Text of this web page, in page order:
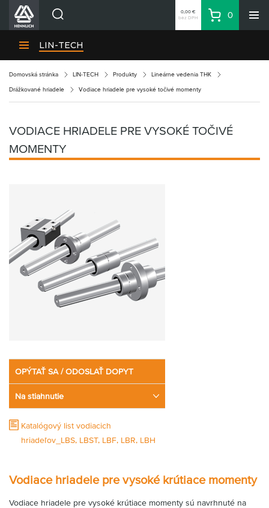
Divízie HENNLICH
Kariéra
Priemyselný park HENNLICH
Partner Zone
0,00 €
bez DPH
Košík
0
LIN-TECH
Domovská stránka LIN-TECH Produkty Lineárne vedenia THK
Drážkované hriadele Vodiace hriadele pre vysoké točivé momenty
VODIACE HRIADELE PRE VYSOKÉ TOČIVÉ
MOMENTY
OPÝTAŤ SA / ODOSLAŤ DOPYT
Na stiahnutie
Katalógový list vodiacich
hriadeľov_LBS, LBST, LBF, LBR, LBH
Vodiace hriadele pre vysoké krútiace momenty
Vodiace hriadele pre vysoké krútiace momenty sú navrhnuté na